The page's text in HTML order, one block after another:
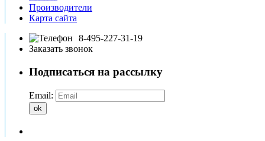
Производители
Карта сайта
8-495-227-31-19
Заказать звонок
Подписаться на рассылку
Email:
ok